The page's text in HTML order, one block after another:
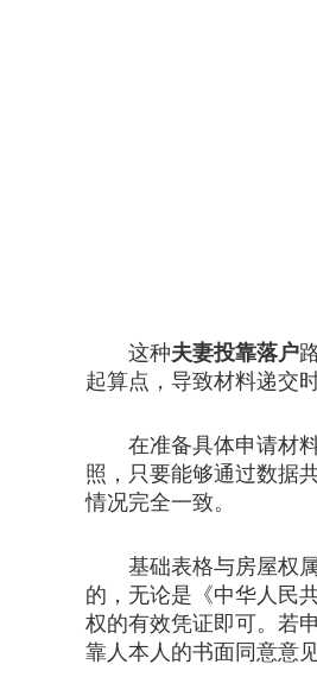
这种夫妻投靠落户
起算点，导致材料递交
在准备具体申请材料
照，只要能够通过数据
情况完全一致。
基础表格与房屋权属
的，无论是《中华人民
权的有效凭证即可。若
靠人本人的书面同意意见